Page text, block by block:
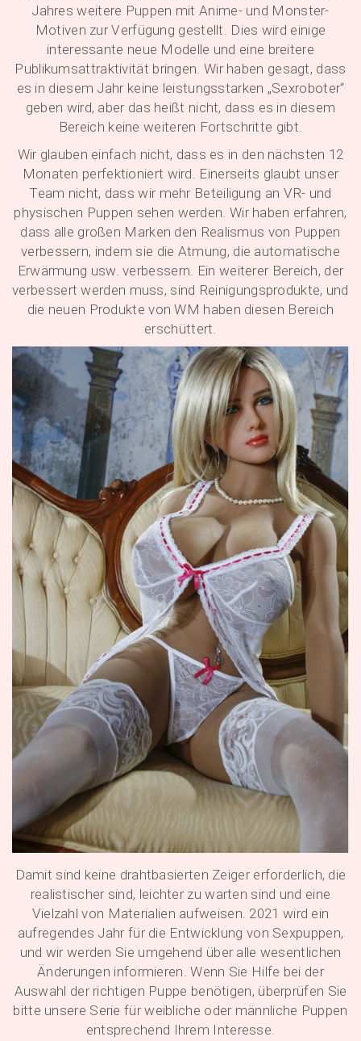
Jahres weitere Puppen mit Anime- und Monster-
Motiven zur Verfügung gestellt. Dies wird einige
interessante neue Modelle und eine breitere
Publikumsattraktivität bringen. Wir haben gesagt, dass
es in diesem Jahr keine leistungsstarken „Sexroboter“
geben wird, aber das heißt nicht, dass es in diesem
Bereich keine weiteren Fortschritte gibt.
Wir glauben einfach nicht, dass es in den nächsten 12
Monaten perfektioniert wird. Einerseits glaubt unser
Team nicht, dass wir mehr Beteiligung an VR- und
physischen Puppen sehen werden. Wir haben erfahren,
dass alle großen Marken den Realismus von Puppen
verbessern, indem sie die Atmung, die automatische
Erwärmung usw. verbessern. Ein weiterer Bereich, der
verbessert werden muss, sind Reinigungsprodukte, und
die neuen Produkte von WM haben diesen Bereich
erschüttert.
Damit sind keine drahtbasierten Zeiger erforderlich, die
realistischer sind, leichter zu warten sind und eine
Vielzahl von Materialien aufweisen. 2021 wird ein
aufregendes Jahr für die Entwicklung von Sexpuppen,
und wir werden Sie umgehend über alle wesentlichen
Änderungen informieren. Wenn Sie Hilfe bei der
Auswahl der richtigen Puppe benötigen, überprüfen Sie
bitte unsere Serie für weibliche oder männliche Puppen
entsprechend Ihrem Interesse.